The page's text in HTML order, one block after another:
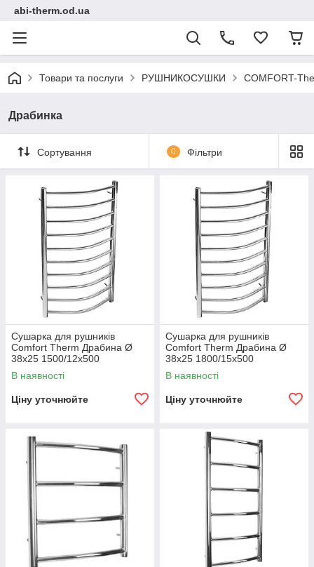
abi-therm.od.ua
Товари та послуги РУШНИКОСУШКИ COMFORT-
Драбинка
Сортування 0 Фільтри
Сушарка для рушників
Comfort Therm Драбина Ø
38х25 1500/12х500
В наявності
Ціну уточнюйте
Сушарка для рушників
Comfort Therm Драбина Ø
38х25 1800/15х500
В наявності
Ціну уточнюйте